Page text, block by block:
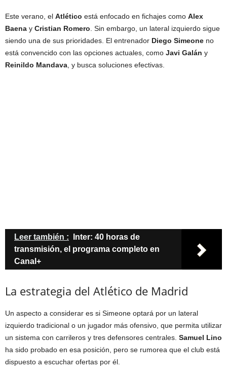
Este verano, el Atlético está enfocado en fichajes como Alex
Baena y Cristian Romero . Sin embargo, un lateral izquierdo sigue
siendo una de sus prioridades. El entrenador Diego Simeone no
está convencido con las opciones actuales, como Javi Galán y
Reinildo Mandava , y busca soluciones efectivas.
Leer también :
Inter: 40 horas de
transmisión, el programa completo en
Canal+
La estrategia del Atlético de Madrid
Un aspecto a considerar es si Simeone optará por un lateral
izquierdo tradicional o un jugador más ofensivo, que permita utilizar
un sistema con carrileros y tres defensores centrales. Samuel Lino
ha sido probado en esa posición, pero se rumorea que el club está
dispuesto a escuchar ofertas por él.